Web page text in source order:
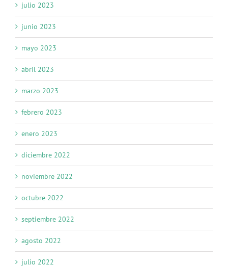
julio 2023
junio 2023
mayo 2023
abril 2023
marzo 2023
febrero 2023
enero 2023
diciembre 2022
noviembre 2022
octubre 2022
septiembre 2022
agosto 2022
julio 2022